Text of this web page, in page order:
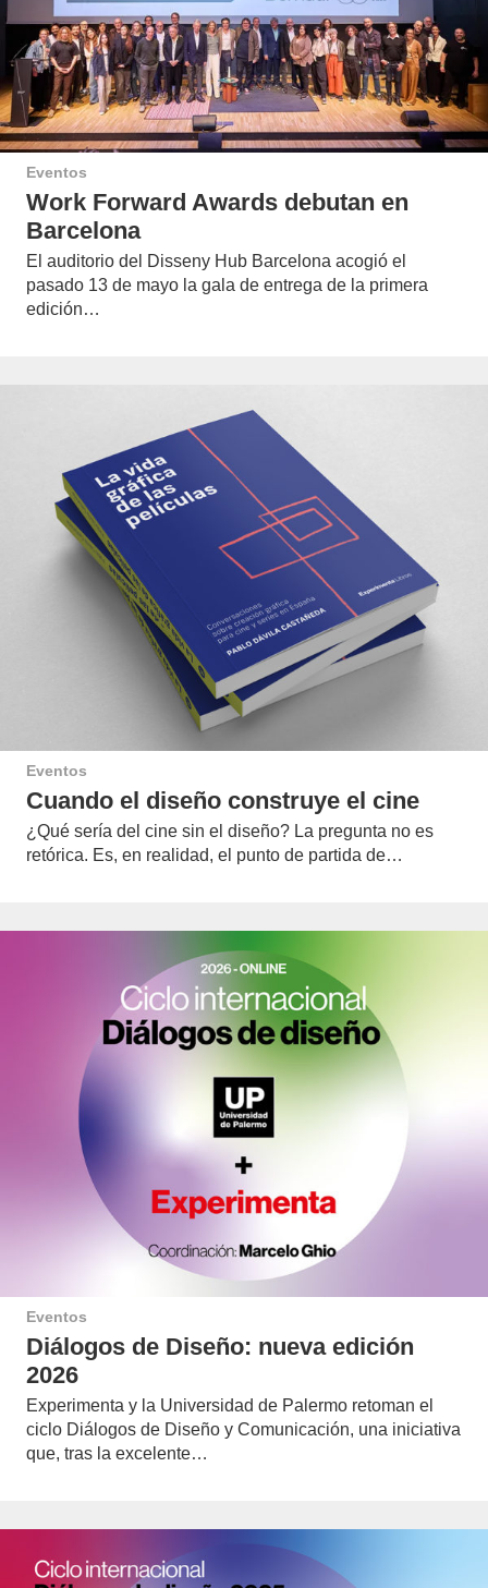
Eventos
Work Forward Awards debutan en
Barcelona
El auditorio del Disseny Hub Barcelona acogió el
pasado 13 de mayo la gala de entrega de la primera
edición…
Eventos
Cuando el diseño construye el cine
¿Qué sería del cine sin el diseño? La pregunta no es
retórica. Es, en realidad, el punto de partida de…
Eventos
Diálogos de Diseño: nueva edición
2026
Experimenta y la Universidad de Palermo retoman el
ciclo Diálogos de Diseño y Comunicación, una iniciativa
que, tras la excelente…